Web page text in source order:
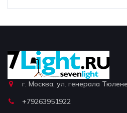
г. Москва, ул. генерала
+79263951922